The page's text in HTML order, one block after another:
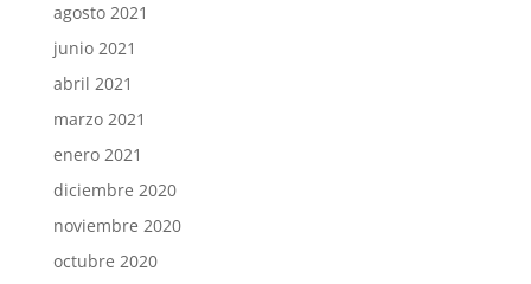
agosto 2021
junio 2021
abril 2021
marzo 2021
enero 2021
diciembre 2020
noviembre 2020
octubre 2020